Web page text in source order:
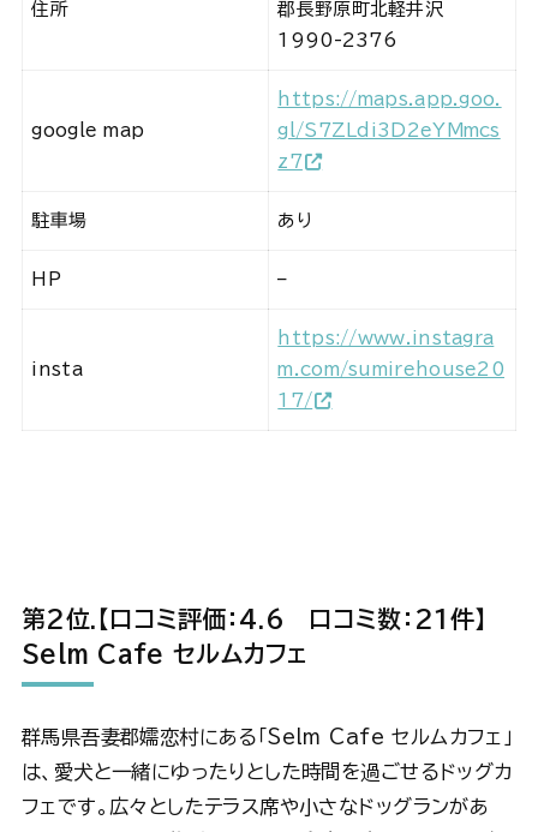
住所
郡長野原町北軽井沢
1990-2376
google map
https://maps.app.goo.
gl/S7ZLdi3D2eYMmcs
z7
駐車場 あり
HP –
insta
https://www.instagra
m.com/sumirehouse20
17/
第2位 .【口コミ評価： 4.6 口コミ数：21件】
Selm Cafe セルムカフェ
群馬県吾妻郡嬬恋村にある「Selm Cafe セルムカフェ」
は、愛犬と一緒にゆったりとした時間を過ごせるドッグカ
フェです。広々としたテラス席や小さなドッグランがあ